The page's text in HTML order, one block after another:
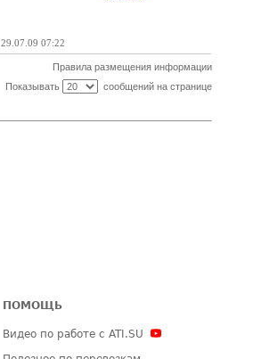
29.07.09 07:22
Правила размещения информации
Показывать
сообщений на странице
ПОМОЩЬ
Видео по работе с ATI.SU